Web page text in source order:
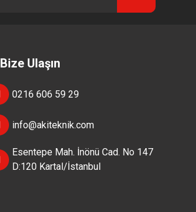
Bize Ulaşın
0216 606 59 29
info@akiteknik.com
Esentepe Mah. İnönü Cad. No 147
D:120 Kartal/İstanbul